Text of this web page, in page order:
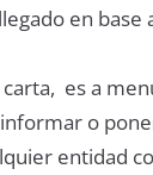
en
es a
o
entidad